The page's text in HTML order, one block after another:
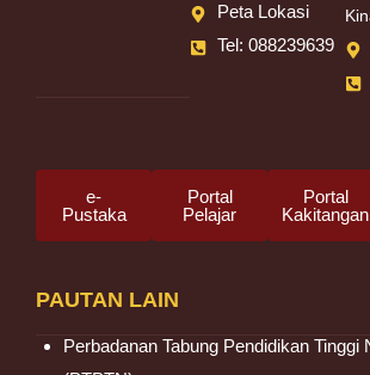
PAUTAN LAIN
Perbadanan Tabung Pendidikan Tinggi
Peta Lokasi
Tel: 088239639
e-
Pustaka
Portal
Pelajar
Portal
Kakitangan